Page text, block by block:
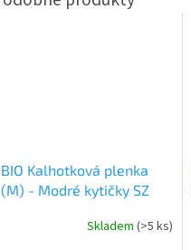
BIO Kalhotková plenka
(M) - Modré kytičky SZ
Skladem (>5 ks)